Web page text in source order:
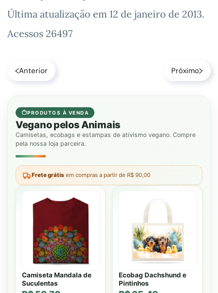
Última atualização em 12 de janeiro de 2013.
Acessos 26497
Anterior Próximo
PRODUTOS À VENDA
Vegano pelos Animais
Camisetas, ecobags e estampas de ativismo vegano. Compre
pela nossa loja parceira.
Frete grátis em compras a partir de R$ 90,00
Camiseta Mandala de
Suculentas
Ecobag Dachshund e
Pintinhos